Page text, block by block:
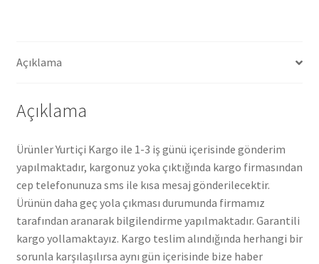
Açıklama
Açıklama
Ürünler Yurtiçi Kargo ile 1-3 iş günü içerisinde gönderim
yapılmaktadır, kargonuz yoka çıktığında kargo firmasından
cep telefonunuza sms ile kısa mesaj gönderilecektir.
Ürünün daha geç yola çıkması durumunda firmamız
tarafından aranarak bilgilendirme yapılmaktadır. Garantili
kargo yollamaktayız. Kargo teslim alındığında herhangi bir
sorunla karşılaşılırsa aynı gün içerisinde bize haber